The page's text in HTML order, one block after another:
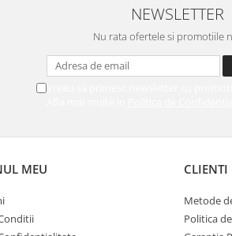
NEWSLETTER
Nu rata ofertele si promotiile
Vreau sa primesc newsletter cu
MEU CLIENTI
Metode
Politica